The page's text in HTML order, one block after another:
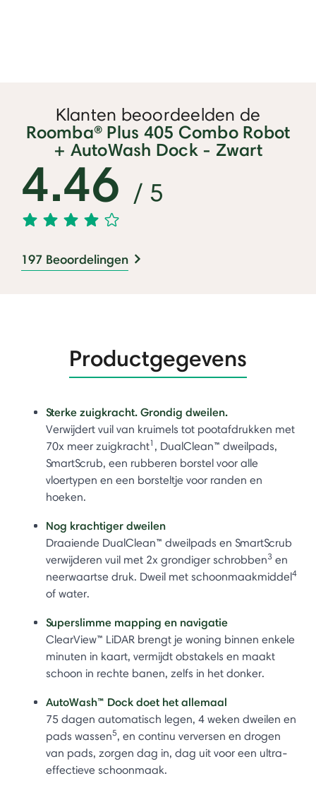
Klanten beoordeelden de
Roomba® Plus 405 Combo Robot
+ AutoWash Dock - Zwart
4.46 / 5
197 Beoordelingen
Productgegevens
Sterke zuigkracht. Grondig dweilen.
Verwijdert vuil van kruimels tot pootafdrukken met
70x meer zuigkracht1 , DualClean™ dweilpads,
SmartScrub, een rubberen borstel voor alle
vloertypen en een borsteltje voor randen en
hoeken.
Nog krachtiger dweilen
Draaiende DualClean™ dweilpads en SmartScrub
verwijderen vuil met 2x grondiger schrobben3 en
neerwaartse druk. Dweil met schoonmaakmiddel4
of water.
Superslimme mapping en navigatie
ClearView™ LiDAR brengt je woning binnen enkele
minuten in kaart, vermijdt obstakels en maakt
schoon in rechte banen, zelfs in het donker.
AutoWash™ Dock doet het allemaal
75 dagen automatisch legen, 4 weken dweilen en
pads wassen5, en continu verversen en drogen
van pads, zorgen dag in, dag uit voor een ultra-
effectieve schoonmaak.